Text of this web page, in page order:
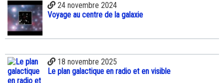
24 novembre 2024
Voyage au centre de la galaxie
18 novembre 2025
Le plan galactique en radio et en visible